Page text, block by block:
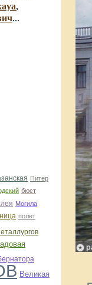
,
...
Питер
бюст
Могила
полет
Великая